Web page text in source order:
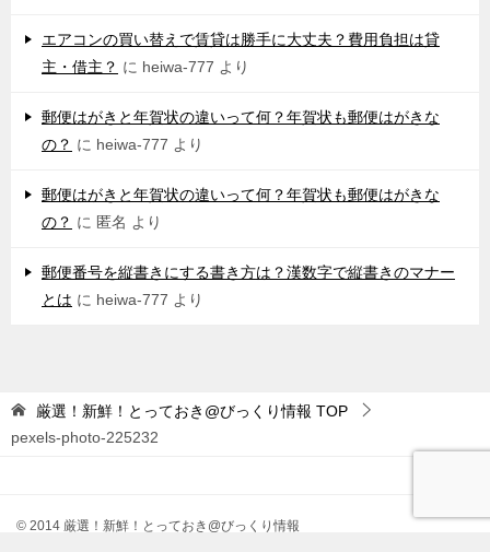
エアコンの買い替えで賃貸は勝手に大丈夫？費用負担は貸
主・借主？ に heiwa-777 より
郵便はがきと年賀状の違いって何？年賀状も郵便はがきな
の？ に heiwa-777 より
郵便はがきと年賀状の違いって何？年賀状も郵便はがきな
の？ に 匿名 より
郵便番号を縦書きにする書き方は？漢数字で縦書きのマナー
とは に heiwa-777 より
厳選！新鮮！とっておき@びっくり情報 TOP
pexels-photo-225232
© 2014 厳選！新鮮！とっておき@びっくり情報